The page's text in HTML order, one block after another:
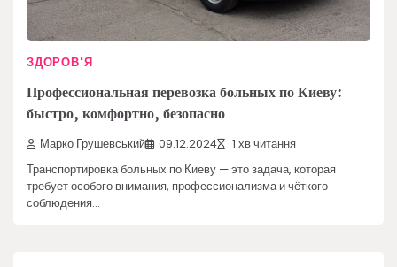
ЗДОРОВ'Я
Профессиональная перевозка больных по Киеву:
быстро, комфортно, безопасно
Марко Грушевський 09.12.2024 1 хв читання
Транспортировка больных по Киеву — это задача, которая
требует особого внимания, профессионализма и чёткого
соблюдения…